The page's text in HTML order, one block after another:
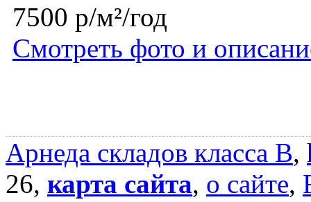
7500 р/м²/год
Смотреть фото и
Арнеда складов класса B,
26, карта сайта, о сайте,